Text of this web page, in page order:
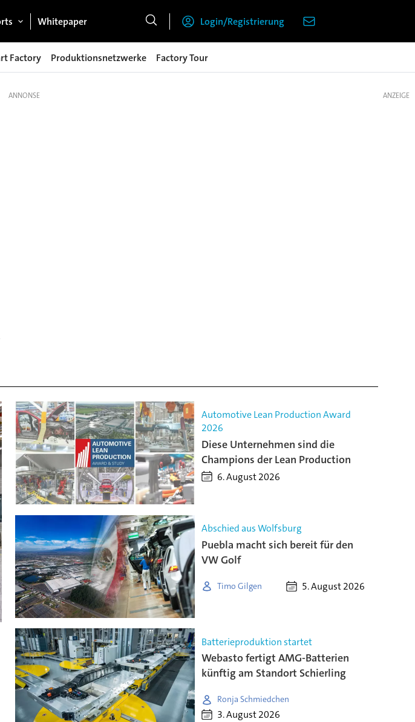
Whitepaper Login/Registrierung
Factory Produktionsnetzwerke Factory Tour
Automotive Lean Production Award
2026
Diese Unternehmen sind die
Champions der Lean Production
6. August 2026
Abschied aus Wolfsburg
Puebla macht sich bereit für den
VW Golf
Timo Gilgen 5. August 2026
Batterieproduktion startet
Webasto fertigt AMG-Batterien
künftig am Standort Schierling
Ronja Schmiedchen
3. August 2026
ANZEIGE